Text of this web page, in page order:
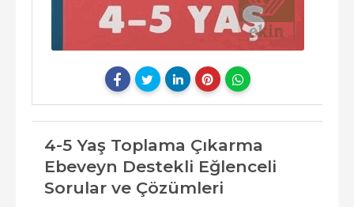
4-5 Yaş Toplama Çıkarma
Ebeveyn Destekli Eğlenceli
Sorular ve Çözümleri